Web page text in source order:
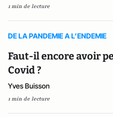
1 min de lecture
DE LA PANDEMIE A L’ENDEMIE
Faut-il encore avoir
Covid ?
Yves Buisson
1 min de lecture